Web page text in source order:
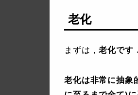
老化
まずは，老化です
老化は非常に抽象